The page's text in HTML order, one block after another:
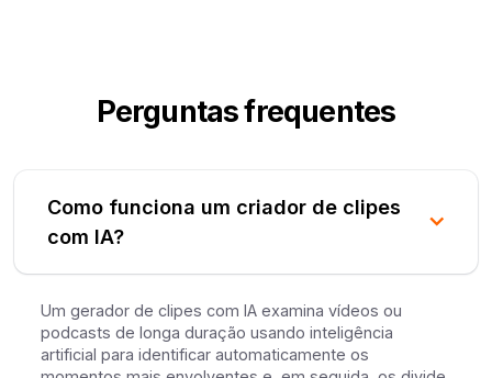
Perguntas frequentes
Como funciona um criador de clipes
com IA?
Um gerador de clipes com IA examina vídeos ou
podcasts de longa duração usando inteligência
artificial para identificar automaticamente os